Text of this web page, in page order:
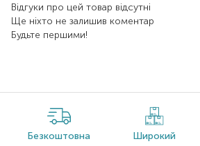
Відгуки про цей товар відсутні
Ще ніхто не залишив коментар
Будьте першими!
Безкоштовна
Широкий